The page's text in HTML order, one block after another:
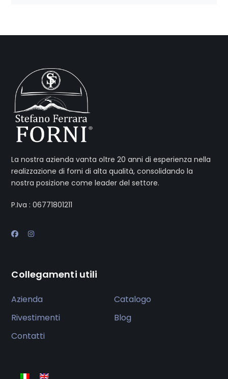
La nostra azienda vanta oltre 20 anni di esperienza nella
realizzazione di forni di alta qualità, consolidando la
nostra posizione come leader del settore.
P.Iva : 06771801211
Collegamenti utili
Azienda
Catalogo
Rivestimenti
Blog
Contatti